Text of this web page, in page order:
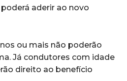
aderir ao novo
ou mais não poderão
Já condutores com idade
direito ao benefício